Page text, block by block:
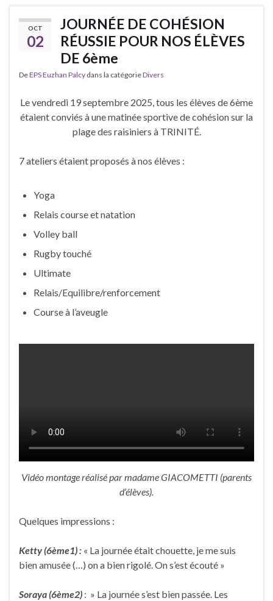
OCT
02
JOURNÉE DE COHÉSION
RÉUSSIE POUR NOS ÉLÈVES
DE 6ème
DeEPS Euzhan Palcy dans la catégorieDivers
Le vendredi 19 septembre 2025, tous les élèves de 6ème
étaient conviés à une matinée sportive de cohésion sur la
plage des raisiniers à TRINITÉ.
7 ateliers étaient proposés à nos élèves :
Yoga
Relais course et natation
Volley ball
Rugby touché
Ultimate
Relais/Equilibre/renforcement
Course à l’aveugle
Vidéo montage réalisé par madame GIACOMETTI (parents
d’élèves).
Quelques impressions :
Ketty (6ème1) : « La journée était chouette, je me suis
bien amusée (…) on a bien rigolé. On s’est écouté »
Soraya (6ème2) : » La journée s’est bien passée. Les